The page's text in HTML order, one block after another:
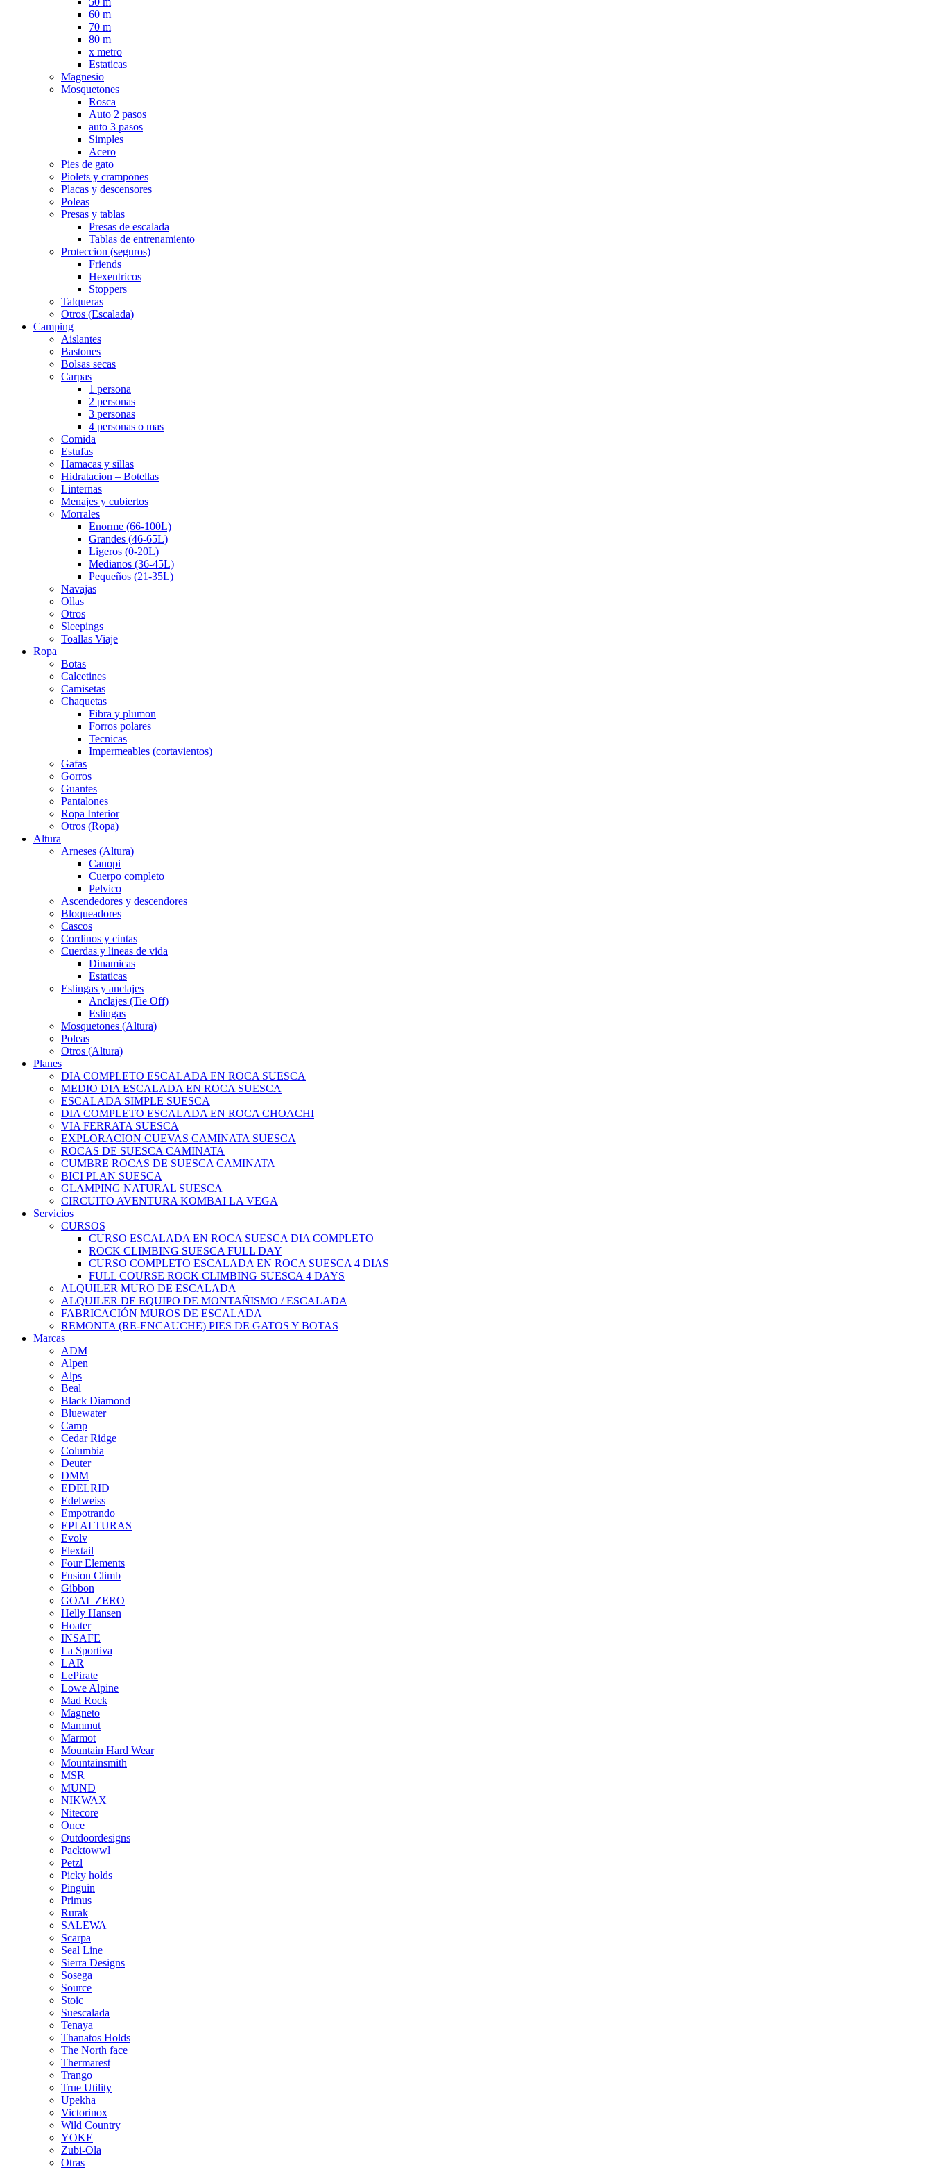
60 m
70 m
80 m
x metro
Estaticas
Magnesio
Mosquetones
Rosca
Auto 2 pasos
auto 3 pasos
Simples
Acero
Pies de gato
Piolets y crampones
Placas y descensores
Poleas
Presas y tablas
Presas de escalada
Tablas de entrenamiento
Proteccion (seguros)
Friends
Hexentricos
Stoppers
Talqueras
Otros (Escalada)
Camping
Aislantes
Bastones
Bolsas secas
Carpas
1 persona
2 personas
3 personas
4 personas o mas
Comida
Estufas
Hamacas y sillas
Hidratacion – Botellas
Linternas
Menajes y cubiertos
Morrales
Enorme (66-100L)
Grandes (46-65L)
Ligeros (0-20L)
Medianos (36-45L)
Pequeños (21-35L)
Navajas
Ollas
Otros
Sleepings
Toallas Viaje
Ropa
Botas
Calcetines
Camisetas
Chaquetas
Fibra y plumon
Forros polares
Tecnicas
Impermeables (cortavientos)
Gafas
Gorros
Guantes
Pantalones
Ropa Interior
Otros (Ropa)
Altura
Arneses (Altura)
Canopi
Cuerpo completo
Pelvico
Ascendedores y descendores
Bloqueadores
Cascos
Cordinos y cintas
Cuerdas y lineas de vida
Dinamicas
Estaticas
Eslingas y anclajes
Anclajes (Tie Off)
Eslingas
Mosquetones (Altura)
Poleas
Otros (Altura)
Planes
DIA COMPLETO ESCALADA EN ROCA SUESCA
MEDIO DIA ESCALADA EN ROCA SUESCA
ESCALADA SIMPLE SUESCA
DIA COMPLETO ESCALADA EN ROCA CHOACHI
VIA FERRATA SUESCA
EXPLORACION CUEVAS CAMINATA SUESCA
ROCAS DE SUESCA CAMINATA
CUMBRE ROCAS DE SUESCA CAMINATA
BICI PLAN SUESCA
GLAMPING NATURAL SUESCA
CIRCUITO AVENTURA KOMBAI LA VEGA
Servicios
CURSOS
CURSO ESCALADA EN ROCA SUESCA DIA COMPLETO
ROCK CLIMBING SUESCA FULL DAY
CURSO COMPLETO ESCALADA EN ROCA SUESCA 4 DIAS
FULL COURSE ROCK CLIMBING SUESCA 4 DAYS
ALQUILER MURO DE ESCALADA
ALQUILER DE EQUIPO DE MONTAÑISMO / ESCALADA
FABRICACIÓN MUROS DE ESCALADA
REMONTA (RE-ENCAUCHE) PIES DE GATOS Y BOTAS
Marcas
ADM
Alpen
Alps
Beal
Black Diamond
Bluewater
Camp
Cedar Ridge
Columbia
Deuter
DMM
EDELRID
Edelweiss
Empotrando
EPI ALTURAS
Evolv
Flextail
Four Elements
Fusion Climb
Gibbon
GOAL ZERO
Helly Hansen
Hoater
INSAFE
La Sportiva
LAR
LePirate
Lowe Alpine
Mad Rock
Magneto
Mammut
Marmot
Mountain Hard Wear
Mountainsmith
MSR
MUND
NIKWAX
Nitecore
Once
Outdoordesigns
Packtowwl
Petzl
Picky holds
Pinguin
Primus
Rurak
SALEWA
Scarpa
Seal Line
Sierra Designs
Sosega
Source
Stoic
Suescalada
Tenaya
Thanatos Holds
The North face
Thermarest
Trango
True Utility
Upekha
Victorinox
Wild Country
YOKE
Zubi-Ola
Otras